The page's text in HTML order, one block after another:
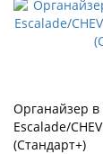
Органайзер в
Escalade/
(Стандарт+)